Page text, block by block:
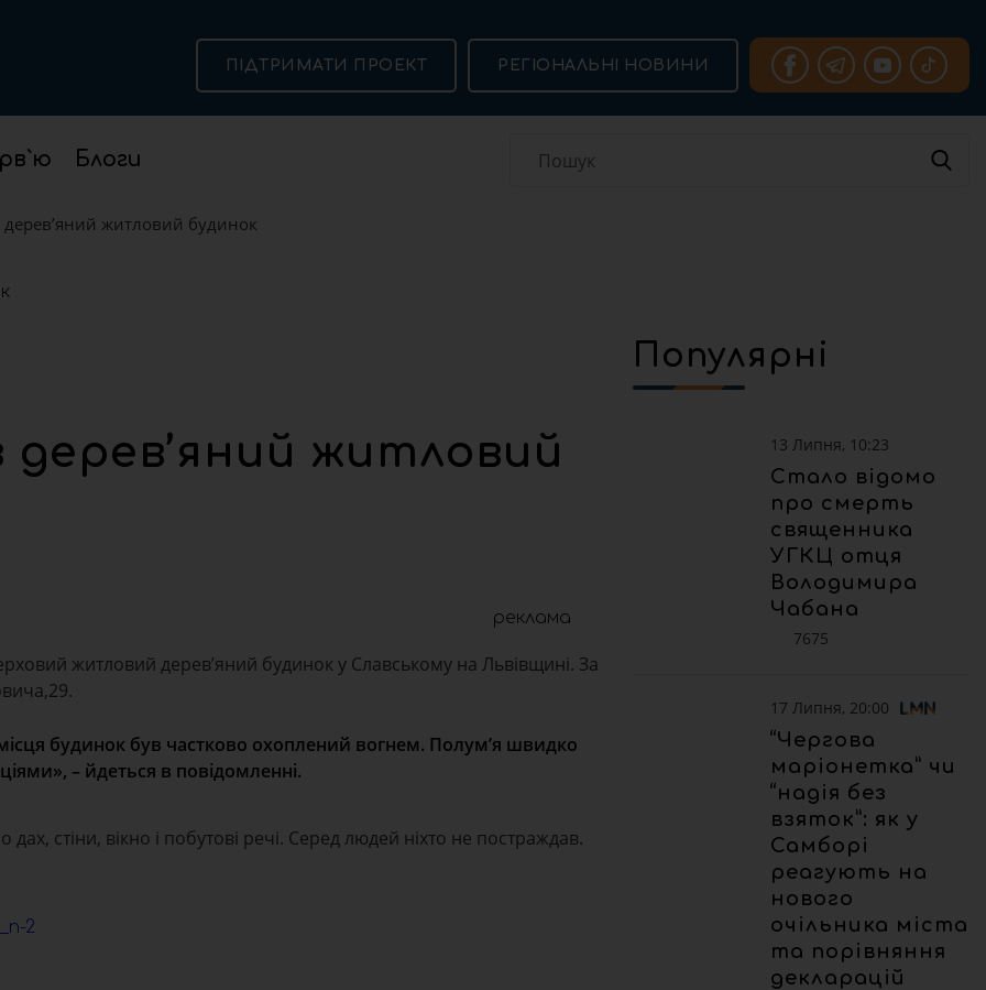
Блоги
ПІДТРИМАТИ ПРОЕКТ РЕГІОНАЛЬНІ НОВИНИ
дерев’яний житловий будинок
дерев’яний житловий
реклама
житловий дерев’яний будинок у Славському на Львівщині. За
будинок був частково охоплений вогнем. Полум’я швидко
– йдеться в повідомленні.
стіни, вікно і побутові речі. Серед людей ніхто не постраждав.
Популярні
13 Липня, 10:23
Стало відомо
про смерть
священника
УГКЦ отця
Володимира
Чабана
7675
17 Липня, 20:00
“Чергова
маріонетка” чи
“надія без
взяток”: як у
Самборі
реагують на
нового
очільника міста
та порівняння
декларацій